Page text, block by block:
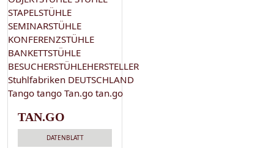
TAN.GO
DATENBLATT